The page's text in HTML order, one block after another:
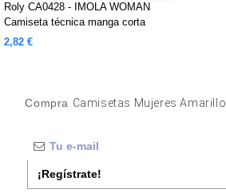
Roly CA0428 - IMOLA WOMAN
Camiseta técnica manga corta
entallada transpirable
2,82 €
Compra Camisetas Mujeres Amarillo
¡Regístrate!